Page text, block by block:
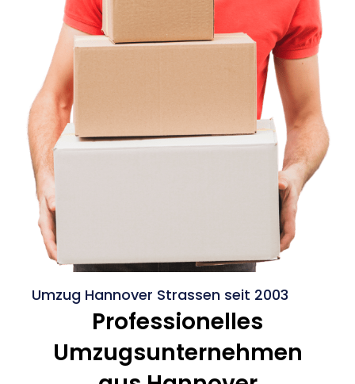
Umzug Hannover Strassen seit 2003
Professionelles
Umzugsunternehmen